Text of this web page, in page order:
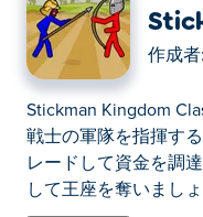
作成者:
Stickman Kingdom
戦士の軍隊を指揮す
レードして資金を調
して王座を奪いましょ